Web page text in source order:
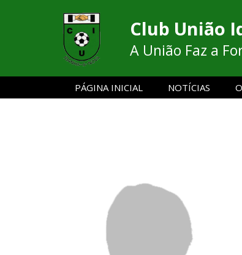
Club União
A União Faz a
PÁGINA INICIAL NOTÍCIAS